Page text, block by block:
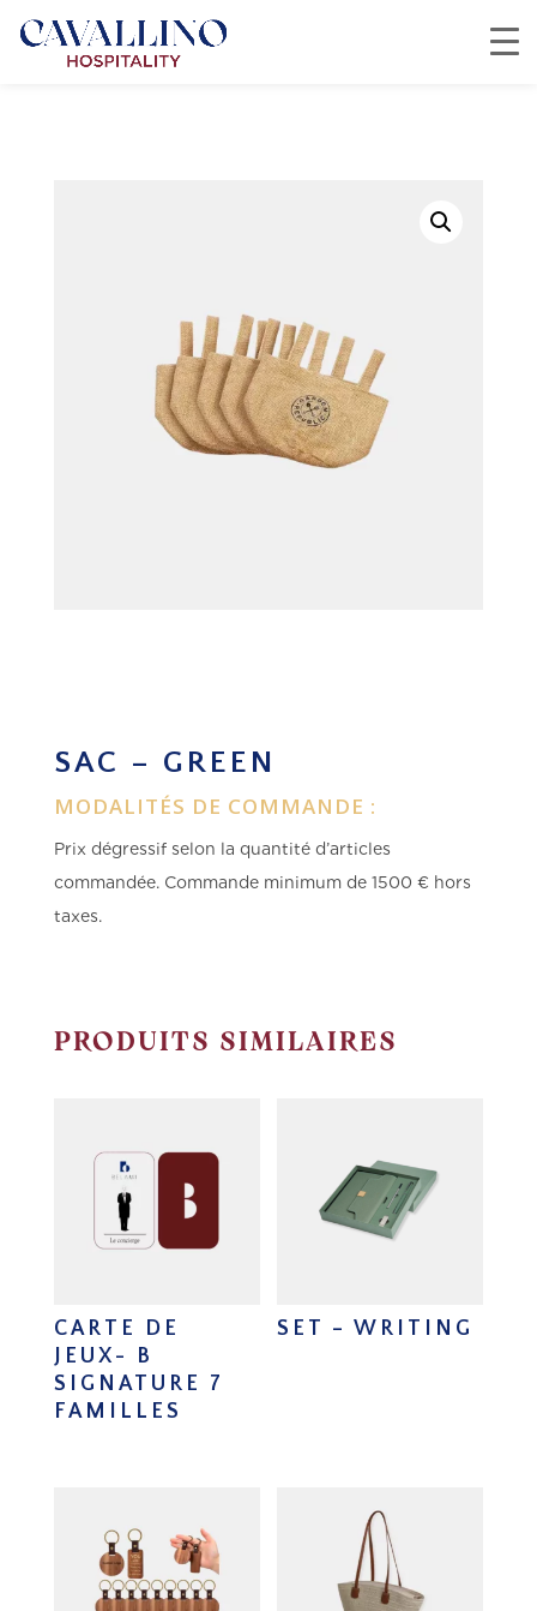
SAC – GREEN
MODALITÉS DE COMMANDE :
Prix dégressif selon la quantité d’articles
commandée. Commande minimum de 1500 € hors
taxes.
PRODUITS SIMILAIRES
CARTE DE
JEUX- B
SIGNATURE 7
FAMILLES
SET – WRITING